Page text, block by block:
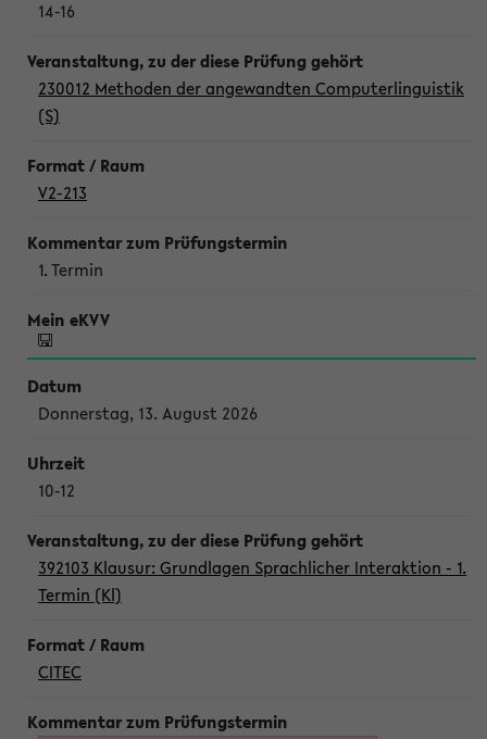
14-16
230012 Methoden der angewandten Computerlinguistik
(S)
V2-213
1. Termin
Donnerstag, 13. August 2026
10-12
392103 Klausur: Grundlagen Sprachlicher Interaktion - 1.
Termin (Kl)
CITEC